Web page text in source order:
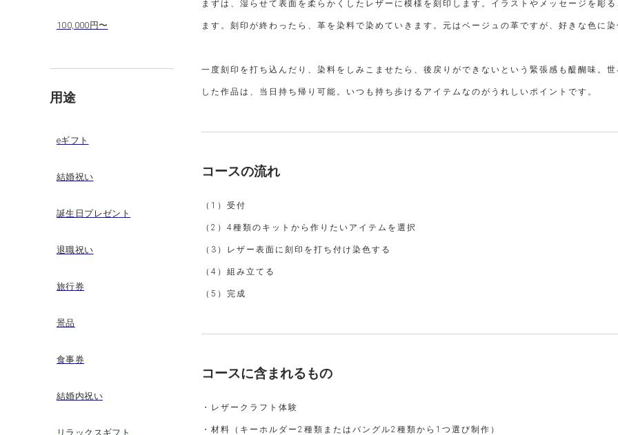
100,000円〜
用途
eギフト
結婚祝い
誕生日プレゼント
退職祝い
旅行券
景品
食事券
結婚内祝い
リラックスギフト
まずは、湿らせて表面を柔らかくしたレザーに模様を刻印します。イラストやメッセージを彫
ます。刻印が終わったら、革を染料で染めていきます。元はベージュの革ですが、好きな色に
一度刻印を打ち込んだり、染料をしみこませたら、後戻りができないという緊張感も醍醐味。
した作品は、当日持ち帰り可能。いつも持ち歩けるアイテムなのがうれしいポイントです。
コースの流れ
（1）受付
（2）4種類のキットから作りたいアイテムを選択
（3）レザー表面に刻印を打ち付け染色する
（4）組み立てる
（5）完成
コースに含まれるもの
・レザークラフト体験
・材料（キーホルダー2種類またはバングル2種類から1つ選び制作）